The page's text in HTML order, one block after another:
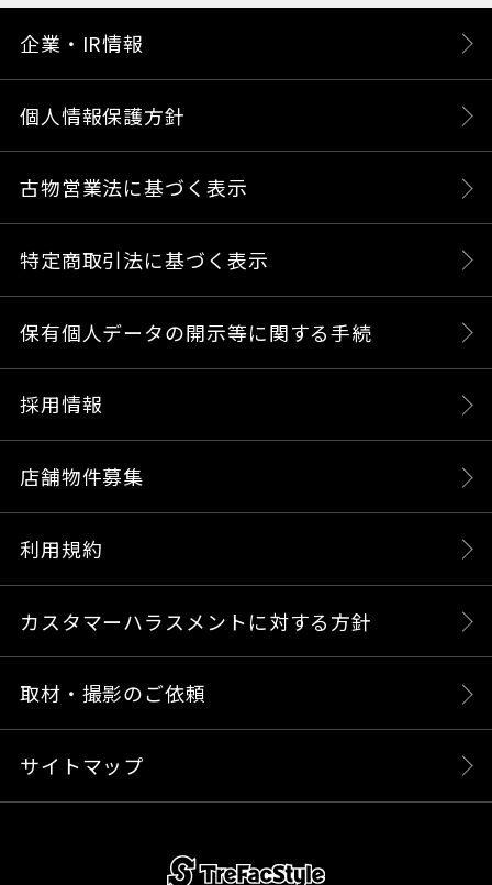
企業・IR情報
個人情報保護方針
古物営業法に基づく表示
特定商取引法に基づく表示
保有個人データの開示等に関する手続
採用情報
店舗物件募集
利用規約
カスタマーハラスメントに対する方針
取材・撮影のご依頼
サイトマップ